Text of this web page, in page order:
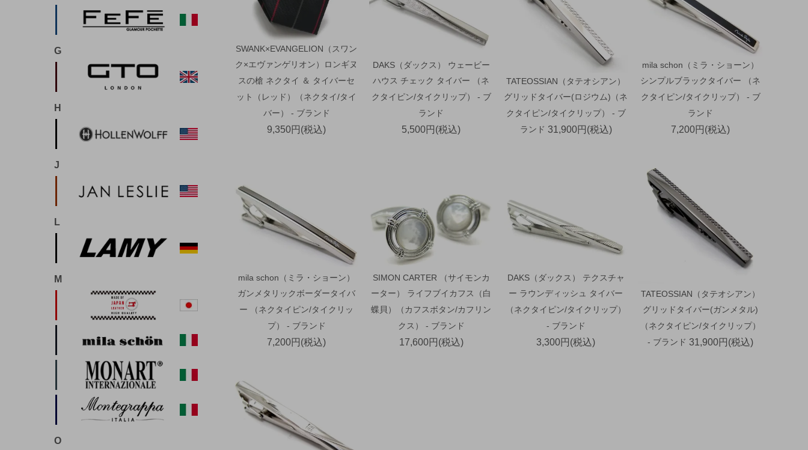
SWANK×EVANGELION（スワン
ク×エヴァンゲリオン）ロンギヌ
スの槍 ネクタイ ＆ タイバーセ
ット（レッド）（ネクタイ/タイ
バー） - ブランド
9,350円(税込)
DAKS（ダックス） ウェービー
ハウス チェック タイバー （ネ
クタイピン/タイクリップ） - ブ
ランド
5,500円(税込)
TATEOSSIAN（タテオシアン）
グリッドタイバー(ロジウム)（ネ
クタイピン/タイクリップ） - ブ
ランド 31,900円(税込)
mila schon（ミラ・ショーン）
シンプルブラックタイバー （ネ
クタイピン/タイクリップ） - ブ
ランド
7,200円(税込)
mila schon（ミラ・ショーン）
ガンメタリックボーダータイバ
ー （ネクタイピン/タイクリッ
プ） - ブランド
7,200円(税込)
SIMON CARTER （サイモンカ
ーター） ライフブイカフス（白
蝶貝）（カフスボタン/カフリン
クス） - ブランド
17,600円(税込)
DAKS（ダックス） テクスチャ
ー ラウンディッシュ タイバー
（ネクタイピン/タイクリップ）
- ブランド
3,300円(税込)
TATEOSSIAN（タテオシアン）
グリッドタイバー(ガンメタル)
（ネクタイピン/タイクリップ）
- ブランド 31,900円(税込)
G
H
J
L
M
O